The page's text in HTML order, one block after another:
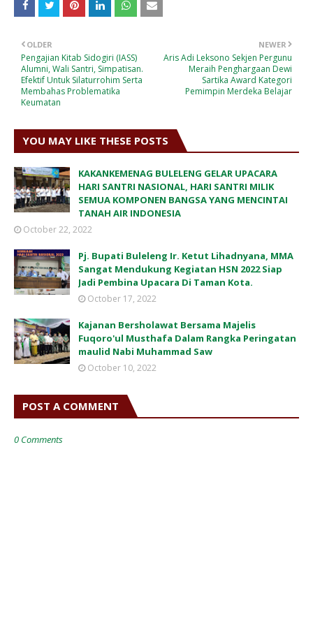
NEWER
Aris Adi Leksono Sekjen Pergunu
Meraih Penghargaan Dewi
Sartika Award Kategori
Pemimpin Merdeka Belajar
OLDER
Pengajian Kitab Sidogiri (IASS)
Alumni, Wali Santri, Simpatisan.
Efektif Untuk Silaturrohim Serta
Membahas Problematika
Keumatan
YOU MAY LIKE THESE POSTS
KAKANKEMENAG BULELENG GELAR UPACARA
HARI SANTRI NASIONAL, HARI SANTRI MILIK
SEMUA KOMPONEN BANGSA YANG MENCINTAI
TANAH AIR INDONESIA
October 22, 2022
Pj. Bupati Buleleng Ir. Ketut Lihadnyana, MMA
Sangat Mendukung Kegiatan HSN 2022 Siap
Jadi Pembina Upacara Di Taman Kota.
October 17, 2022
Kajanan Bersholawat Bersama Majelis
Fuqoro'ul Musthafa Dalam Rangka Peringatan
maulid Nabi Muhammad Saw
October 10, 2022
POST A COMMENT
0 Comments